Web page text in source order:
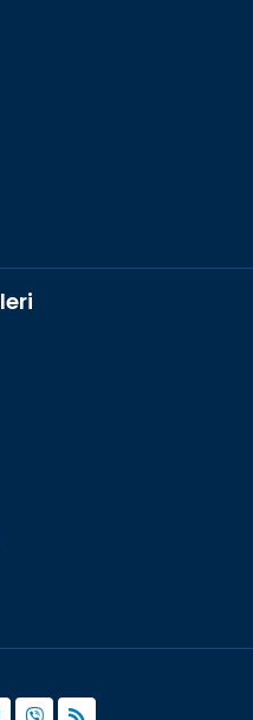
Aziz Shenouda